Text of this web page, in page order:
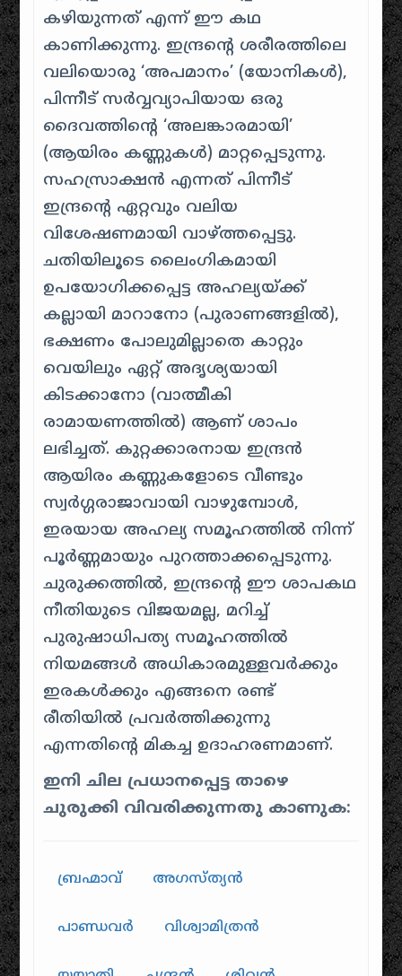
കഴിയുന്നത് എന്ന് ഈ കഥ
കാണിക്കുന്നു. ഇന്ദ്രന്റെ ശരീരത്തിലെ
വലിയൊരു ‘അപമാനം’ (യോനികൾ),
പിന്നീട് സർവ്വവ്യാപിയായ ഒരു
ദൈവത്തിന്റെ ‘അലങ്കാരമായി’
(ആയിരം കണ്ണുകൾ) മാറ്റപ്പെടുന്നു.
സഹസ്രാക്ഷൻ എന്നത് പിന്നീട്
ഇന്ദ്രന്റെ ഏറ്റവും വലിയ
വിശേഷണമായി വാഴ്ത്തപ്പെട്ടു.
ചതിയിലൂടെ ലൈംഗികമായി
ഉപയോഗിക്കപ്പെട്ട അഹല്യയ്ക്ക്
കല്ലായി മാറാനോ (പുരാണങ്ങളിൽ),
ഭക്ഷണം പോലുമില്ലാതെ കാറ്റും
വെയിലും ഏറ്റ് അദൃശ്യയായി
കിടക്കാനോ (വാത്മീകി
രാമായണത്തിൽ) ആണ് ശാപം
ലഭിച്ചത്. കുറ്റക്കാരനായ ഇന്ദ്രൻ
ആയിരം കണ്ണുകളോടെ വീണ്ടും
സ്വർഗ്ഗരാജാവായി വാഴുമ്പോൾ,
ഇരയായ അഹല്യ സമൂഹത്തിൽ നിന്ന്
പൂർണ്ണമായും പുറത്താക്കപ്പെടുന്നു.
ചുരുക്കത്തിൽ, ഇന്ദ്രന്റെ ഈ ശാപകഥ
നീതിയുടെ വിജയമല്ല, മറിച്ച്
പുരുഷാധിപത്യ സമൂഹത്തിൽ
നിയമങ്ങൾ അധികാരമുള്ളവർക്കും
ഇരകൾക്കും എങ്ങനെ രണ്ട്
രീതിയിൽ പ്രവർത്തിക്കുന്നു
എന്നതിന്റെ മികച്ച ഉദാഹരണമാണ്.
ഇനി ചില പ്രധാനപ്പെട്ട താഴെ
ചുരുക്കി വിവരിക്കുന്നതു കാണുക:
ബ്രഹ്മാവ് അഗസ്ത്യൻ
പാണ്ഡവർ വിശ്വാമിത്രൻ